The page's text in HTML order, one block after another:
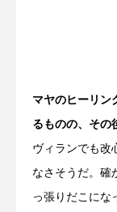
マヤのヒーリン
るものの、その
ヴィランでも改
なさそうだ。確
っ張りだこにな